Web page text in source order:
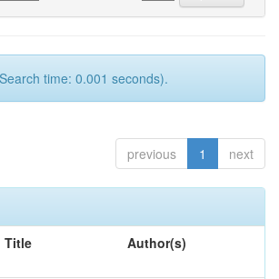
time: 0.001 seconds).
previous 1 next
Title Author(s)